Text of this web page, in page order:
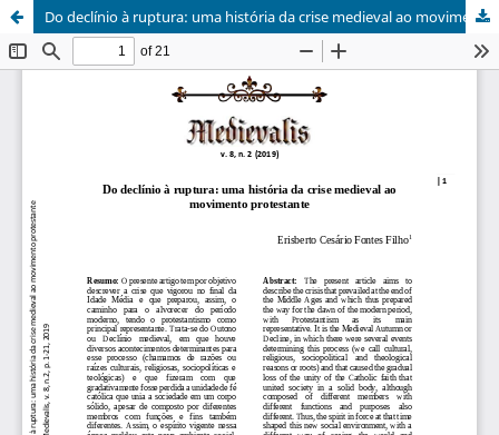
Do declínio à ruptura: uma história da crise medieval ao movimento protestante